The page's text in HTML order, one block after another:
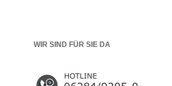
WIR SIND FÜR SIE DA